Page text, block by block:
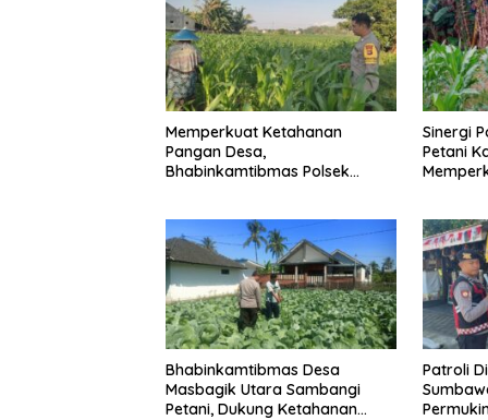
Memperkuat Ketahanan
Pangan Desa,
Bhabinkamtibmas Polsek
Sinergi
Petani
Bhabinkamtibmas Desa
Masbagik Utara Sambangi
Petani, Dukung Ketahanan
Patroli